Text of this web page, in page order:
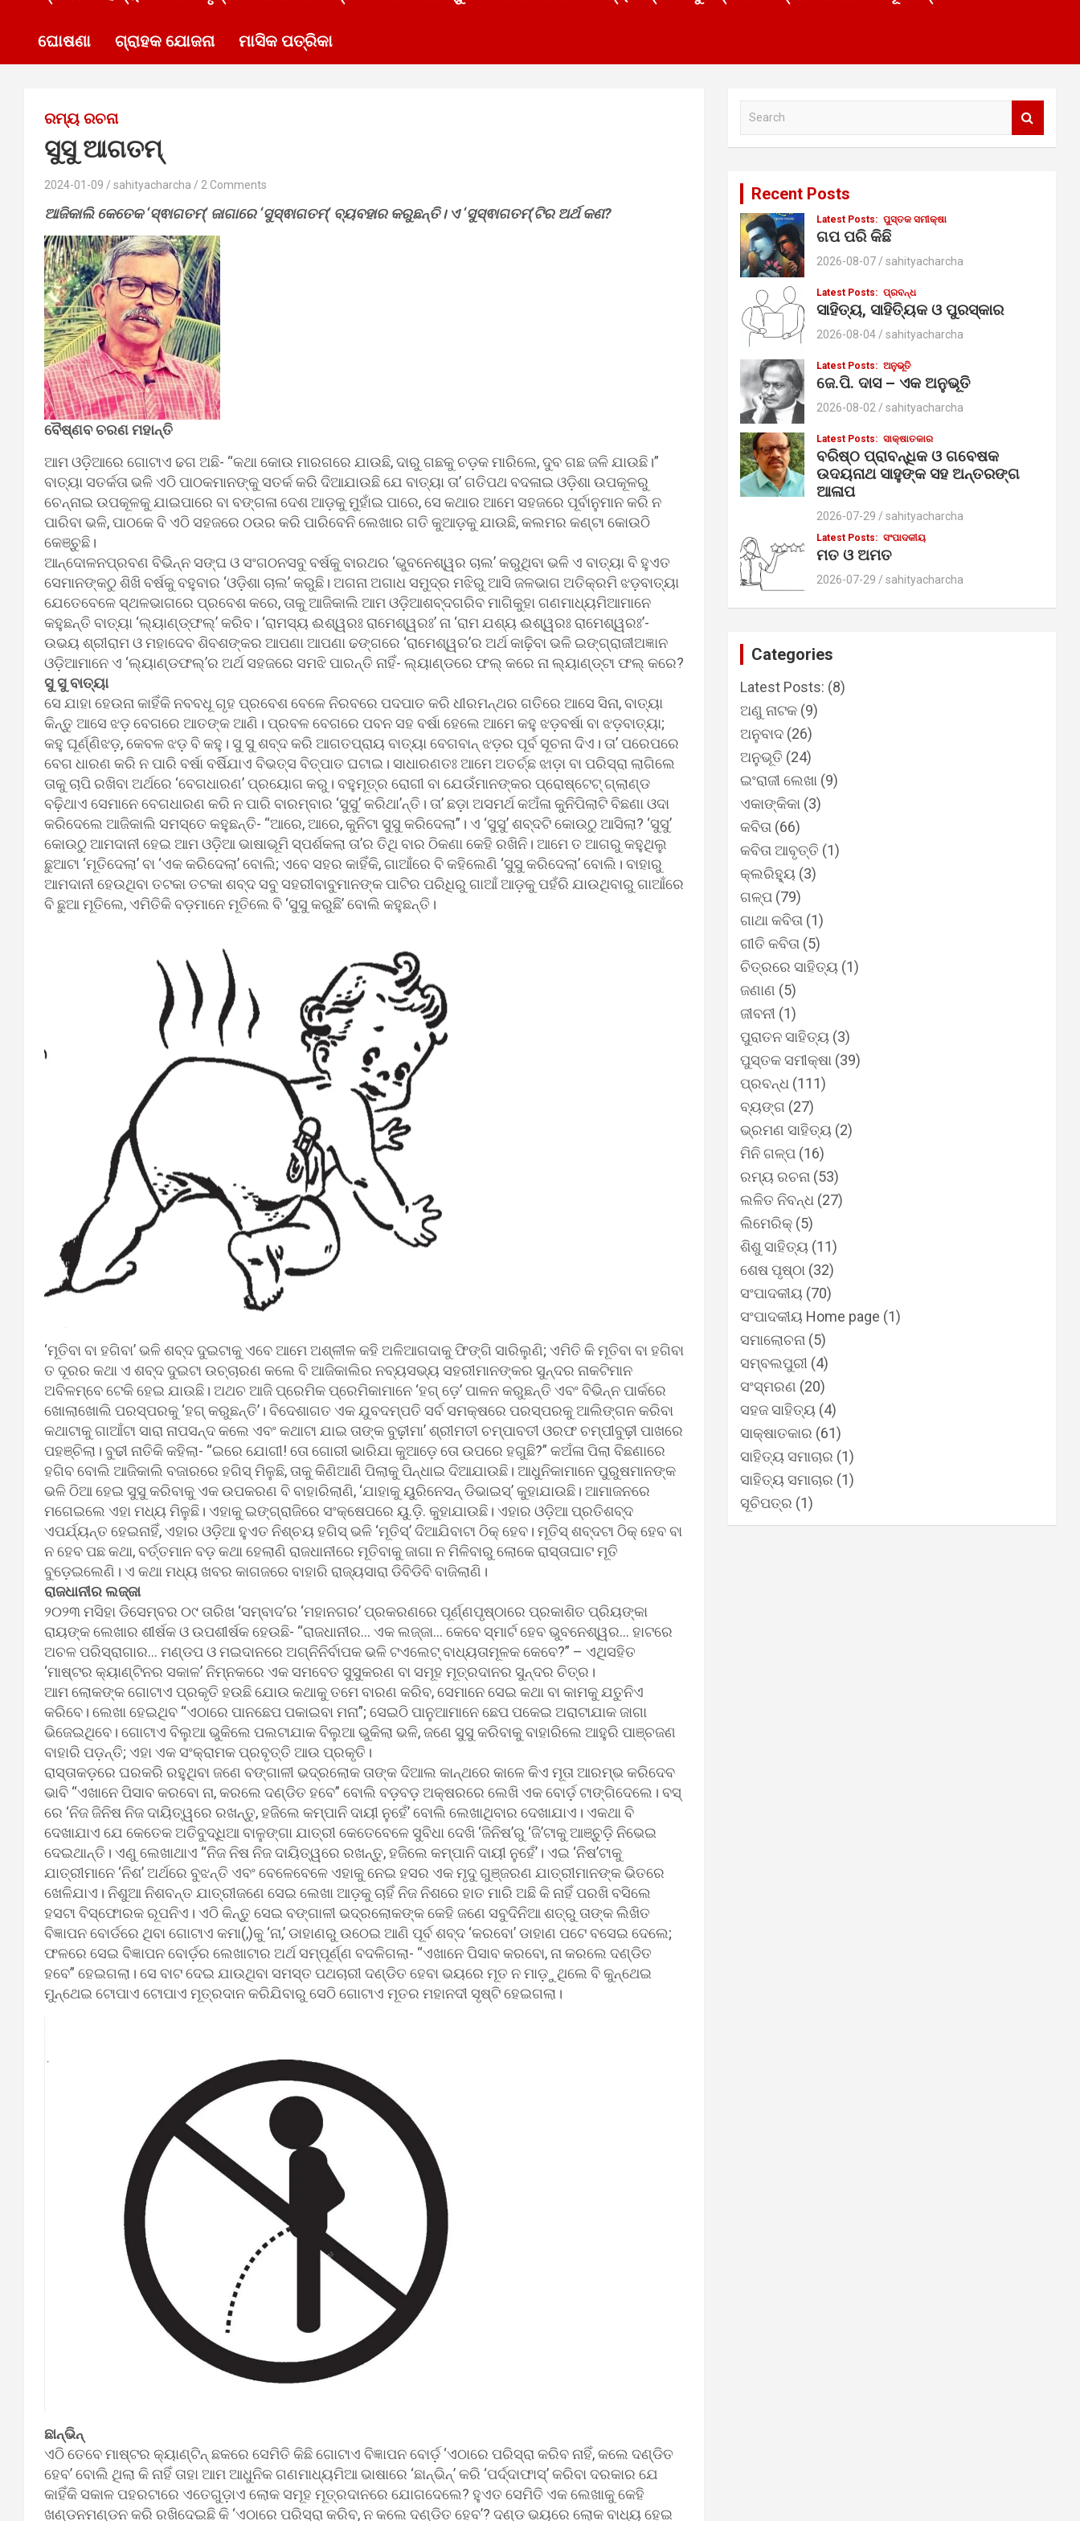
ଘୋଷଣା ଗ୍ରାହକ ଯୋଜନା ମାସିକ ପତ୍ରିକା
ରମ୍ୟ ରଚନା
ସୁସୁ ଆଗତମ୍‍
2024-01-09 sahityacharcha 2 Comments
ଆଜିକାଲି କେତେକ ‘ସ୍ଵାଗତମ୍’ ଜାଗାରେ ‘ସୁସ୍ଵାଗତମ୍’ ବ୍ୟବହାର କରୁଛନ୍ତି। ଏ ‘ସୁସ୍ଵାଗତମ୍’ଟିର ଅର୍ଥ କଣ?
ବୈଷ୍ଣବ ଚରଣ ମହାନ୍ତି
ଆମ ଓଡ଼ିଆରେ ଗୋଟାଏ ଢଗ ଅଛି- “କଥା କୋଉ ମାରଗରେ ଯାଉଛି, ଦାରୁ ଗଛକୁ ଚଡ଼କ ମାରିଲେ, ଦୁବ ଗଛ ଜଳି ଯାଉଛି।”
ବାତ୍ୟା ସତର୍କତା ଭଳି ଏଠି ପାଠକମାନଙ୍କୁ ସତର୍କ କରି ଦିଆଯାଉଛି ଯେ ବାତ୍ୟା ତା’ ଗତିପଥ ବଦଳାଇ ଓଡ଼ିଶା ଉପକୂଳରୁ
ଚେନ୍ନାଇ ଉପକୂଳକୁ ଯାଇପାରେ ବା ବଙ୍ଗଳା ଦେଶ ଆଡ଼କୁ ମୁହାଁଇ ପାରେ, ସେ କଥାର ଆମେ ସହଜରେ ପୂର୍ବାନୁମାନ କରି ନ
ପାରିବା ଭଳି, ପାଠକେ ବି ଏଠି ସହଜରେ ଠଉର କରି ପାରିବେନି ଲେଖାର ଗତି କୁଆଡ଼କୁ ଯାଉଛି, କଲମର କଣ୍ଟା କୋଉଠି
କେଞ୍ଚୁଛି।
ଆନ୍ଦୋଳନପ୍ରବଣ ବିଭିନ୍ନ ସଙ୍ଘ ଓ ସଂଗଠନସବୁ ବର୍ଷକୁ ବାରଥର ‘ଭୁବନେଶ୍ୱର ଚାଲ’ କରୁଥିବା ଭଳି ଏ ବାତ୍ୟା ବି ହୁଏତ
ସେମାନଙ୍କଠୁ ଶିଖି ବର୍ଷକୁ ବହୁବାର ‘ଓଡ଼ିଶା ଚାଲ’ କରୁଛି। ଅଗନା ଅଗାଧ ସମୁଦ୍ର ମଝିରୁ ଆସି ଜଳଭାଗ ଅତିକ୍ରମି ଝଡ଼ବାତ୍ୟା
ଯେତେବେଳେ ସ୍ଥଳଭାଗରେ ପ୍ରବେଶ କରେ, ତାକୁ ଆଜିକାଲି ଆମ ଓଡ଼ିଆଶବ୍ଦଗରିବ ମାଗିକୁହା ଗଣମାଧ୍ୟମିଆମାନେ
କହୁଛନ୍ତି ବାତ୍ୟା ‘ଲ୍ୟାଣ୍ଡ୍‍ଫଲ୍‍’ କରିବ। ‘ରାମସ୍ୟ ଈଶ୍ୱରଃ ରାମେଶ୍ୱରଃ’ ନା ‘ରାମ ଯଶ୍ୟ ଈଶ୍ୱରଃ ରାମେଶ୍ୱରଃ’-
ଉଭୟ ଶ୍ରୀରାମ ଓ ମହାଦେବ ଶିବଶଙ୍କର ଆପଣା ଆପଣା ଢଙ୍ଗରେ ‘ରାମେଶ୍ୱର’ର ଅର୍ଥ କାଢ଼ିବା ଭଳି ଇଙ୍ଗ୍ରାଜୀଅଜ୍ଞାନ
ଓଡ଼ିଆମାନେ ଏ ‘ଲ୍ୟାଣ୍ଡଫଲ୍‍’ର ଅର୍ଥ ସହଜରେ ସମଝି ପାରନ୍ତି ନାହିଁ- ଲ୍ୟାଣ୍ଡରେ ଫଲ୍‍ କରେ ନା ଲ୍ୟାଣ୍ଡ୍‍ଟା ଫଲ୍‍ କରେ?
ସୁ ସୁ ବାତ୍ୟା
ସେ ଯାହା ହେଉନା କାହିଁକି ନବବଧୂ ଗୃହ ପ୍ରବେଶ ବେଳେ ନିରବରେ ପଦପାତ କରି ଧୀରମନ୍ଥର ଗତିରେ ଆସେ ସିନା, ବାତ୍ୟା
କିନ୍ତୁ ଆସେ ଝଡ଼ ବେଗରେ ଆତଙ୍କ ଆଣି। ପ୍ରବଳ ବେଗରେ ପବନ ସହ ବର୍ଷା ହେଲେ ଆମେ କହୁ ଝଡ଼ବର୍ଷା ବା ଝଡ଼ବାତ୍ୟା;
କହୁ ଘୂର୍ଣ୍ଣିଝଡ଼, କେବଳ ଝଡ଼ ବି କହୁ। ସୁ ସୁ ଶବ୍ଦ କରି ଆଗତପ୍ରାୟ ବାତ୍ୟା ବେଗବାନ୍‍ ଝଡ଼ର ପୂର୍ବ ସୂଚନା ଦିଏ। ତା’ ପରେପରେ
ବେଗ ଧାରଣ କରି ନ ପାରି ବର୍ଷା ବର୍ଷିଯାଏ ବିଭତ୍ସ ବିତ୍ପାତ ଘଟାଇ। ସାଧାରଣତଃ ଆମେ ଅତର୍ଚ୍ଛ ଝାଡ଼ା ବା ପରିସ୍ରା ଲାଗିଲେ
ତାକୁ ଚାପି ରଖିବା ଅର୍ଥରେ ‘ବେଗଧାରଣ’ ପ୍ରୟୋଗ କରୁ। ବହୁମୂତ୍ର ରୋଗୀ ବା ଯେଉଁମାନଙ୍କର ପ୍ରୋଷ୍ଟେଟ୍‍ ଗ୍ଲାଣ୍ଡ
ବଢ଼ିଥାଏ ସେମାନେ ବେଗଧାରଣ କରି ନ ପାରି ବାରମ୍ବାର ‘ସୁସୁ’ କରିଥା’ନ୍ତି। ତା’ ଛଡ଼ା ଅସମର୍ଥ କଅଁଳା କୁନିପିଲାଟି ବିଛଣା ଓଦା
କରିଦେଲେ ଆଜିକାଲି ସମସ୍ତେ କହୁଛନ୍ତି- “ଆରେ, ଆରେ, କୁନିଟା ସୁସୁ କରିଦେଲା”। ଏ ‘ସୁସୁ’ ଶବ୍ଦଟି କୋଉଠୁ ଆସିଲା? ‘ସୁସୁ’
କୋଉଠୁ ଆମଦାନୀ ହେଇ ଆମ ଓଡ଼ିଆ ଭାଷାଭୂମି ସ୍ପର୍ଶକଲା ତା’ର ତିଥି ବାର ଠିକଣା କେହି ରଖିନି। ଆମେ ତ ଆଗରୁ କହୁଥିଲୁ
ଛୁଆଟା ‘ମୂତିଦେଲା’ ବା ‘ଏକ କରିଦେଲା’ ବୋଲି; ଏବେ ସହର କାହିଁକି, ଗାଆଁରେ ବି କହିଲେଣି ‘ସୁସୁ କରିଦେଲା’ ବୋଲି। ବାହାରୁ
ଆମଦାନୀ ହେଉଥିବା ତଟକା ତଟକା ଶବ୍ଦ ସବୁ ସହରୀବାବୁମାନଙ୍କ ପାଟିର ପରିଧିରୁ ଗାଆଁ ଆଡ଼କୁ ପହଁରି ଯାଉଥିବାରୁ ଗାଆଁରେ
ବି ଛୁଆ ମୂତିଲେ, ଏମିତିକି ବଡ଼ମାନେ ମୂତିଲେ ବି ‘ସୁସୁ କରୁଛି’ ବୋଲି କହୁଛନ୍ତି।
‘ମୂତିବା ବା ହଗିବା’ ଭଳି ଶବ୍ଦ ଦୁଇଟାକୁ ଏବେ ଆମେ ଅଶ୍ଳୀଳ କହି ଅଳିଆଗଦାକୁ ଫିଙ୍ଗି ସାରିଲୁଣି; ଏମିତି କି ମୂତିବା ବା ହଗିବା
ତ ଦୂରର କଥା ଏ ଶବ୍ଦ ଦୁଇଟା ଉଚ୍ଚାରଣ କଲେ ବି ଆଜିକାଲିର ନବ୍ୟସଭ୍ୟ ସହରୀମାନଙ୍କର ସୁନ୍ଦର ନାକଟିମାନ
ଅବିଳମ୍ବେ ଟେକି ହେଇ ଯାଉଛି। ଅଥଚ ଆଜି ପ୍ରେମିକ ପ୍ରେମିକାମାନେ ‘ହଗ୍‍ ଡ଼େ’ ପାଳନ କରୁଛନ୍ତି ଏବଂ ବିଭିନ୍ନ ପାର୍କରେ
ଖୋଲାଖୋଲି ପରସ୍ପରକୁ ‘ହଗ୍‍ କରୁଛନ୍ତି’। ବିଦେଶାଗତ ଏକ ଯୁବଦମ୍ପତି ସର୍ବ ସମକ୍ଷରେ ପରସ୍ପରକୁ ଆଲିଙ୍ଗନ କରିବା
କଥାଟାକୁ ଗାଆଁଟା ସାରା ନାପସନ୍ଦ କଲେ ଏବଂ କଥାଟା ଯାଇ ତାଙ୍କ ବୁଢ଼ୀମା’ ଶ୍ରୀମତୀ ଚମ୍ପାବତୀ ଓରଫ ଚମ୍ପୀବୁଢ଼ୀ ପାଖରେ
ପହଞ୍ଚିଲା। ବୁଢୀ ନାତିକି କହିଲା- “ଇରେ ଯୋଗୀ! ତୋ ଗୋରୀ ଭାରିଯା କୁଆଡ଼େ ତୋ ଉପରେ ହଗୁଛି?” କଅଁଳା ପିଲା ବିଛଣାରେ
ହଗିବ ବୋଲି ଆଜିକାଲି ବଜାରରେ ହଗିସ୍‍ ମିଳୁଛି, ତାକୁ କିଣିଆଣି ପିଲାକୁ ପିନ୍ଧାଇ ଦିଆଯାଉଛି। ଆଧୁନିକାମାନେ ପୁରୁଷମାନଙ୍କ
ଭଳି ଠିଆ ହେଇ ସୁସୁ କରିବାକୁ ଏକ ଉପକରଣ ବି ବାହାରିଲାଣି, ‘ଯାହାକୁ ୟୁରିନେସନ୍‍ ଡିଭାଇସ୍‍’ କୁହାଯାଉଛି। ଆମାଜନରେ
ମଗେଇଲେ ଏହା ମଧ୍ୟ ମିଳୁଛି। ଏହାକୁ ଇଙ୍ଗ୍ରାଜିରେ ସଂକ୍ଷେପରେ ୟୁ.ଡ଼ି. କୁହାଯାଉଛି। ଏହାର ଓଡ଼ିଆ ପ୍ରତିଶବ୍ଦ
ଏପର୍ଯ୍ୟନ୍ତ ହେଇନାହିଁ, ଏହାର ଓଡ଼ିଆ ହୁଏତ ନିଶ୍ଚୟ ହଗିସ୍‍ ଭଳି ‘ମୂତିସ୍‍’ ଦିଆଯିବାଟା ଠିକ୍‍ ହେବ। ମୂତିସ୍‍ ଶବ୍ଦଟା ଠିକ୍‍ ହେବ ବା
ନ ହେବ ପଛ କଥା, ବର୍ତ୍ତମାନ ବଡ଼ କଥା ହେଲାଣି ରାଜଧାନୀରେ ମୂତିବାକୁ ଜାଗା ନ ମିଳିବାରୁ ଲୋକେ ରାସ୍ତାଘାଟ ମୂତି
ବୁଡ଼େଇଲେଣି। ଏ କଥା ମଧ୍ୟ ଖବର କାଗଜରେ ବାହାରି ରାଜ୍ୟସାରା ଡିବିଡିବି ବାଜିଲାଣି।
ରାଜଧାନୀର ଲଜ୍ଜା
୨୦୨୩ ମସିହା ଡିସେମ୍ବର ୦୯ ତାରିଖ ‘ସମ୍ବାଦ’ର ‘ମହାନଗର’ ପ୍ରକରଣରେ ପୂର୍ଣ୍ଣପୃଷ୍ଠାରେ ପ୍ରକାଶିତ ପ୍ରିୟଙ୍କା
ରାୟଙ୍କ ଲେଖାର ଶୀର୍ଷକ ଓ ଉପଶୀର୍ଷକ ହେଉଛି- “ରାଜଧାନୀର… ଏକ ଲଜ୍ଜା… କେବେ ସ୍ମାର୍ଟ ହେବ ଭୁବନେଶ୍ୱର… ହାଟରେ
ଅଚଳ ପରିସ୍ରାଗାର… ମଣ୍ଡପ ଓ ମଇଦାନରେ ଅଗ୍ନିନିର୍ବାପକ ଭଳି ଟଏଲେଟ୍‍ ବାଧ୍ୟତାମୂଳକ କେବେ?” – ଏଥିସହିତ
‘ମାଷ୍ଟର କ୍ୟାଣ୍ଟିନର ସକାଳ’ ନିମ୍ନକରେ ଏକ ସମବେତ ସୁସୁକରଣ ବା ସମୂହ ମୂତ୍ରଦାନର ସୁନ୍ଦର ଚିତ୍ର।
ଆମ ଲୋକଙ୍କ ଗୋଟାଏ ପ୍ରକୃତି ହଉଛି ଯୋଉ କଥାକୁ ତମେ ବାରଣ କରିବ, ସେମାନେ ସେଇ କଥା ବା କାମକୁ ଯତୁନିଏ
କରିବେ। ଲେଖା ହେଇଥିବ “ଏଠାରେ ପାନଛେପ ପକାଇବା ମନା”; ସେଇଠି ପାନୁଆମାନେ ଛେପ ପକେଇ ଅରାଟାଯାକ ଜାଗା
ଭିଜେଇଥିବେ। ଗୋଟାଏ ବିଲୁଆ ଭୁକିଲେ ପଲଟାଯାକ ବିଲୁଆ ଭୁକିଲା ଭଳି, ଜଣେ ସୁସୁ କରିବାକୁ ବାହାରିଲେ ଆହୁରି ପାଞ୍ଚଜଣ
ବାହାରି ପଡ଼ନ୍ତି; ଏହା ଏକ ସଂକ୍ରାମକ ପ୍ରବୃତ୍ତି ଆଉ ପ୍ରକୃତି।
ରାସ୍ତାକଡ଼ରେ ଘରକରି ରହୁଥିବା ଜଣେ ବଙ୍ଗାଳୀ ଭଦ୍ରଲୋକ ତାଙ୍କ ଦିଆଲ କାନ୍ଥରେ କାଳେ କିଏ ମୂତା ଆରମ୍ଭ କରିଦେବ
ଭାବି “ଏଖାନେ ପିସାବ କରବୋ ନା, କରଲେ ଦଣ୍ଡିତ ହବେ” ବୋଲି ବଡ଼ବଡ଼ ଅକ୍ଷରରେ ଲେଖି ଏକ ବୋର୍ଡ଼ ଟାଙ୍ଗିଦେଲେ। ବସ୍
ରେ ‘ନିଜ ଜିନିଷ ନିଜ ଦାୟିତ୍ୱରେ ରଖନ୍ତୁ, ହଜିଲେ କମ୍ପାନି ଦାୟୀ ନୁହେଁ’ ବୋଲି ଲେଖାଥିବାର ଦେଖାଯାଏ। ଏକଥା ବି
ଦେଖାଯାଏ ଯେ କେତେକ ଅତିବୁଦ୍ଧିଆ ବାଳୁଙ୍ଗା ଯାତ୍ରୀ କେତେବେଳେ ସୁବିଧା ଦେଖି ‘ଜିନିଷ’ରୁ ‘ଜି’ଟାକୁ ଆଞ୍ଚୁଡ଼ି ନିଭେଇ
ଦେଇଥାନ୍ତି। ଏଣୁ ଲେଖାଥାଏ “ନିଜ ନିଷ ନିଜ ଦାୟିତ୍ୱରେ ରଖନ୍ତୁ, ହଜିଲେ କମ୍ପାନି ଦାୟୀ ନୁହେଁ’। ଏଇ ‘ନିଷ’ଟାକୁ
ଯାତ୍ରୀମାନେ ‘ନିଶ’ ଅର୍ଥରେ ବୁଝନ୍ତି ଏବଂ ବେଳେବେଳେ ଏହାକୁ ନେଇ ହସର ଏକ ମୃଦୁ ଗୁଞ୍ଜରଣ ଯାତ୍ରୀମାନଙ୍କ ଭିତରେ
ଖେଳିଯାଏ। ନିଶୁଆ ନିଶବନ୍ତ ଯାତ୍ରୀଜଣେ ସେଇ ଲେଖା ଆଡ଼କୁ ଚାହିଁ ନିଜ ନିଶରେ ହାତ ମାରି ଅଛି କି ନାହିଁ ପରଖି ବସିଲେ
ହସଟା ବିସ୍ଫୋରକ ରୂପନିଏ। ଏଠି କିନ୍ତୁ ସେଇ ବଙ୍ଗାଳୀ ଭଦ୍ରଲୋକଙ୍କ କେହି ଜଣେ ସବୁଦିନିଆ ଶତ୍ରୁ ତାଙ୍କ ଲିଖିତ
ବିଜ୍ଞାପନ ବୋର୍ଡରେ ଥିବା ଗୋଟାଏ କମା(,)କୁ ‘ନା,’ ଡାହାଣରୁ ଉଠେଇ ଆଣି ପୂର୍ବ ଶବ୍ଦ ‘କରବୋ’ ଡାହାଣ ପଟେ ବସେଇ ଦେଲେ;
ଫଳରେ ସେଇ ବିଜ୍ଞାପନ ବୋର୍ଡ଼ର ଲେଖାଟାର ଅର୍ଥ ସମ୍ପୂର୍ଣ୍ଣ ବଦଳିଗଲା- “ଏଖାନେ ପିସାବ କରବୋ, ନା କରଲେ ଦଣ୍ଡିତ
ହବେ” ହେଇଗଲା। ସେ ବାଟ ଦେଇ ଯାଉଥିବା ସମସ୍ତ ପଥଚାରୀ ଦଣ୍ଡିତ ହେବା ଭୟରେ ମୂତ ନ ମାଡ଼ୁଥିଲେ ବି କୁନ୍ଥେଇ
ମୁନ୍ଥେଇ ଟୋପାଏ ଟୋପାଏ ମୂତ୍ରଦାନ କରିଯିବାରୁ ସେଠି ଗୋଟାଏ ମୂତର ମହାନଦୀ ସୃଷ୍ଟି ହେଇଗଲା।
ଛାନ୍‌ଭିନ୍‌
ଏଠି ତେବେ ମାଷ୍ଟର କ୍ୟାଣ୍ଟିନ୍‍ ଛକରେ ସେମିତି କିଛି ଗୋଟାଏ ବିଜ୍ଞାପନ ବୋର୍ଡ଼ ‘ଏଠାରେ ପରିସ୍ରା କରିବ ନାହିଁ, କଲେ ଦଣ୍ଡିତ
ହେବ’ ବୋଲି ଥିଲା କି ନାହିଁ ତାହା ଆମ ଆଧୁନିକ ଗଣମାଧ୍ୟମିଆ ଭାଷାରେ ‘ଛାନ୍‍ଭିନ୍‍’ କରି ‘ପର୍ଦ୍ଦାଫାସ୍‍’ କରିବା ଦରକାର ଯେ
କାହିଁକି ସକାଳ ପହରଟାରେ ଏତେଗୁଡ଼ାଏ ଲୋକ ସମୂହ ମୂତ୍ରଦାନରେ ଯୋଗଦେଲେ? ହୁଏତ ସେମିତି ଏକ ଲେଖାକୁ କେହି
ଖଣ୍ଡନମଣ୍ଡନ କରି ରଖିଦେଇଛି କି ‘ଏଠାରେ ପରିସ୍ରା କରିବ, ନ କଲେ ଦଣ୍ଡିତ ହେବ’? ଦଣ୍ଡ ଭୟରେ ଲୋକ ବାଧ୍ୟ ହେଇ
a
h
Recent Posts
Latest Posts: ପୁସ୍ତକ ସମୀକ୍ଷା
ଗପ ପରି କିଛି
2026-08-07 sahityacharcha
Latest Posts: ପ୍ରବନ୍ଧ
ସାହିତ୍ୟ, ସାହିତ୍ୟିକ ଓ ପୁରସ୍କାର
2026-08-04 sahityacharcha
Latest Posts: ଅନୁଭୂତି
ଜେ.ପି. ଦାସ – ଏକ ଅନୁଭୂତି
2026-08-02 sahityacharcha
Latest Posts: ସାକ୍ଷାତକାର
ବରିଷ୍ଠ ପ୍ରାବନ୍ଧିକ ଓ ଗବେଷକ
ଉଦୟନାଥ ସାହୁଙ୍କ ସହ ଅନ୍ତରଙ୍ଗ
ଆଳାପ
2026-07-29 sahityacharcha
Latest Posts: ସଂପାଦକୀୟ
ମତ ଓ ଅମତ
2026-07-29 sahityacharcha
Categories
Latest Posts: (8)
ଅଣୁ ନାଟକ (9)
ଅନୁବାଦ (26)
ଅନୁଭୂତି (24)
ଇଂରାଜୀ ଲେଖା (9)
ଏକାଙ୍କିକା (3)
କବିତା (66)
କବିତା ଆବୃତ୍ତି (1)
କ୍ଲରିହ୍ୟୁ (3)
ଗଳ୍ପ (79)
ଗାଥା କବିତା (1)
ଗୀତି କବିତା (5)
ଚିତ୍ରରେ ସାହିତ୍ୟ (1)
ଜଣାଣ (5)
ଜୀବନୀ (1)
ପୁରାତନ ସାହିତ୍ୟ (3)
ପୁସ୍ତକ ସମୀକ୍ଷା (39)
ପ୍ରବନ୍ଧ (111)
ବ୍ୟଙ୍ଗ (27)
ଭ୍ରମଣ ସାହିତ୍ୟ (2)
ମିନି ଗଳ୍ପ (16)
ରମ୍ୟ ରଚନା (53)
ଲଳିତ ନିବନ୍ଧ (27)
ଲିମେରିକ୍ (5)
ଶିଶୁ ସାହିତ୍ୟ (11)
ଶେଷ ପୃଷ୍ଠା (32)
ସଂପାଦକୀୟ (70)
ସଂପାଦକୀୟ Home page (1)
ସମାଲୋଚନା (5)
ସମ୍ବଲପୁରୀ (4)
ସଂସ୍ମରଣ (20)
ସହଜ ସାହିତ୍ୟ (4)
ସାକ୍ଷାତକାର (61)
ସାହିତ୍ୟ ସମାଚାର (1)
ସାହିତ୍ୟ ସମାଚାର (1)
ସୂଚିପତ୍ର (1)